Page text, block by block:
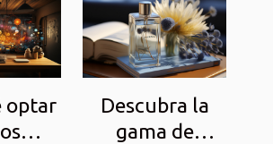
optar
Descubra la
gama de